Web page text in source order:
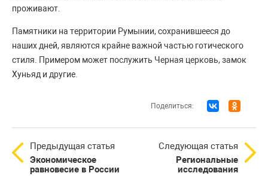
проживают.
Памятники на территории Румынии, сохранившееся до
наших дней, являются крайне важной частью готического
стиля. Примером может послужить Черная церковь, замок
Хуньяд и другие.
Поделиться:
Предыдущая статья
Экономическое
равновесие в России
Следующая статья
Региональные
исследования